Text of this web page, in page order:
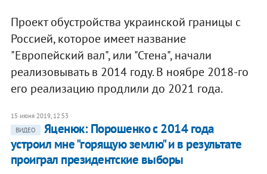
Проект обустройства украинской границы с
Россией, которое имеет название
"Европейский вал", или "Стена", начали
реализовывать в 2014 году. В ноябре 2018-го
его реализацию продлили до 2021 года.
15 июня 2019, 12:53
ВИДЕО
Яценюк: Порошенко с 2014 года
устроил мне "горящую землю" и в результате
проиграл президентские выборы